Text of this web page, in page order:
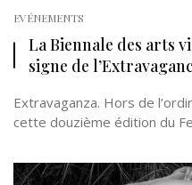
EVÉNEMENTS
La Biennale des arts
signe de
Extravaganza. Hors de
cette douzième édition du